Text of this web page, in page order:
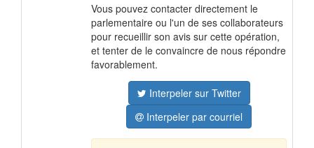
Vous pouvez contacter directement le
parlementaire ou l'un de ses collaborateurs
pour recueillir son avis sur cette opération,
et tenter de le convaincre de nous répondre
favorablement.
Interpeler sur Twitter
Interpeler par courriel